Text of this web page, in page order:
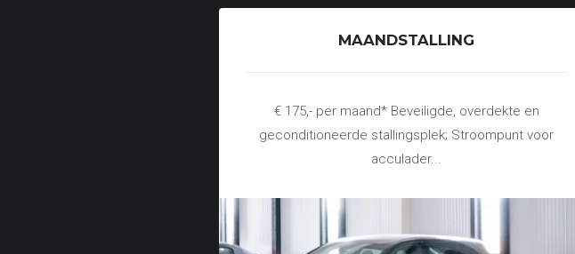
MAANDSTALLING
€ 175,- per maand* Beveiligde, overdekte en
geconditioneerde stallingsplek; Stroompunt voor
acculader...